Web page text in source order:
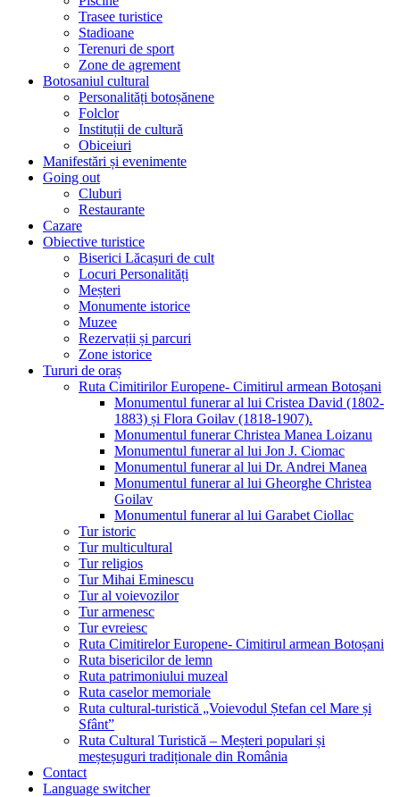
Trasee turistice
Stadioane
Terenuri de sport
Zone de agrement
Botosaniul cultural
Personalități botoșănene
Folclor
Instituții de cultură
Obiceiuri
Manifestări și evenimente
Going out
Cluburi
Restaurante
Cazare
Obiective turistice
Biserici Lăcașuri de cult
Locuri Personalități
Meșteri
Monumente istorice
Muzee
Rezervații și parcuri
Zone istorice
Tururi de oraș
Ruta Cimitirilor Europene- Cimitirul armean Botoșani
Monumentul funerar al lui Cristea David (1802-
1883) și Flora Goilav (1818-1907).
Monumentul funerar Christea Manea Loizanu
Monumentul funerar al lui Jon J. Ciomac
Monumentul funerar al lui Dr. Andrei Manea
Monumentul funerar al lui Gheorghe Christea
Goilav
Monumentul funerar al lui Garabet Ciollac
Tur istoric
Tur multicultural
Tur religios
Tur Mihai Eminescu
Tur al voievozilor
Tur armenesc
Tur evreiesc
Ruta Cimitirelor Europene- Cimitirul armean Botoșani
Ruta bisericilor de lemn
Ruta patrimoniului muzeal
Ruta caselor memoriale
Ruta cultural-turistică „Voievodul Ștefan cel Mare și
Sfânt”
Ruta Cultural Turistică – Meșteri populari și
meșteșuguri tradiționale din România
Contact
Language switcher